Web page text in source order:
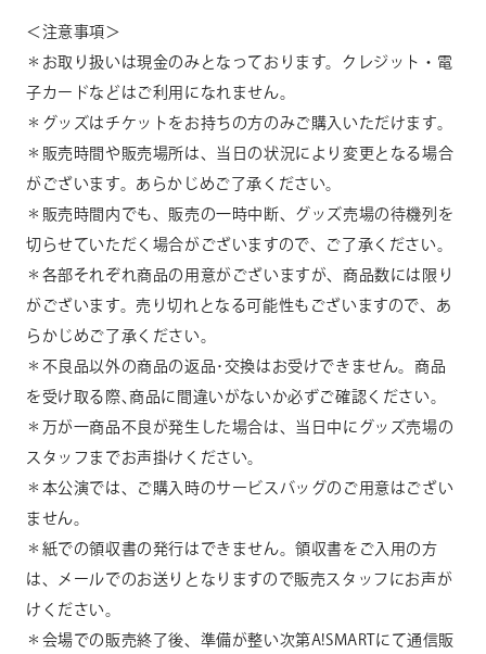
＜注意事項＞
＊お取り扱いは現金のみとなっております。クレジット・電
子カー ドなどはご利用になれません。
＊グッズはチケットをお持ちの方のみご購入いただけます。
＊販売時間や販売場所は、当日の状況により変更となる場合
がござ います。あらかじめご了承ください。
＊販売時間内でも、販売の一時中断、グッズ売場の待機列を
切らせていただく場合がございますので、ご了承ください。
＊各部それぞれ商品の用意がございますが、商品数には限り
がござ います。売り切れとなる可能性もございますので、あ
らかじめご了 承ください。
＊不良品以外の商品の返品･交換はお受けできません。商品
を受け取る際､商品に間違いがないか必ずご確認ください。
＊万が一商品不良が発生した場合は、当日中にグッズ売場の
スタッ フまでお声掛けください。
＊本公演では、ご購入時のサービスバッグのご用意はござい
ません。
＊紙での領収書の発行はできません。領収書をご入用の方
は、メー ルでのお送りとなりますので販売スタッフにお声が
けください。
＊会場での販売終了後、準備が整い次第A!SMARTにて通信販